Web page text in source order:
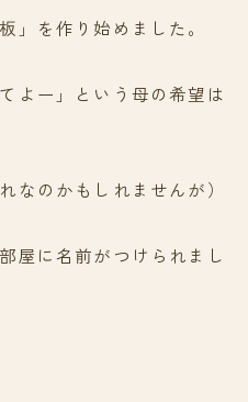
」を作り始めました。
よー」という母の希望は
なのかもしれませんが）
屋に名前がつけられまし